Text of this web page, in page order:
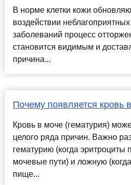
В норме клетки кожи
воздействии
заболеваний процесс
становится видимым и
причина...
Почему появляется кровь
Кровь в моче (гематурия)
целого ряда причин. Важно
гематурию (когда эритроциты
мочевые пути) и ложную
пище...